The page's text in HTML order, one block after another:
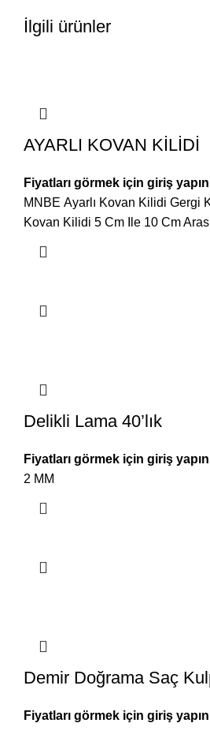
İlgili ürünler
AYARLI KOVAN KİLİDİ
Fiyatları görmek için giriş yapın
MNBE Ayarlı Kovan Kilidi Gergi
Kovan Kilidi 5 Cm Ile 10 Cm
Delikli Lama 40’lık
Fiyatları görmek için giriş yapın
2 MM
Demir Doğrama Saç
Fiyatları görmek için giriş yapın